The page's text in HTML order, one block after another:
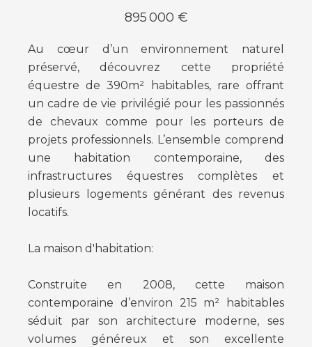
895 000 €
Au cœur d’un environnement naturel
préservé, découvrez cette propriété
équestre de 390m² habitables, rare offrant
un cadre de vie privilégié pour les passionnés
de chevaux comme pour les porteurs de
projets professionnels. L’ensemble comprend
une habitation contemporaine, des
infrastructures équestres complètes et
plusieurs logements générant des revenus
locatifs.
La maison d'habitation:
Construite en 2008, cette maison
contemporaine d’environ 215 m² habitables
séduit par son architecture moderne, ses
volumes généreux et son excellente